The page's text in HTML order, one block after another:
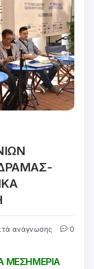
ανάγνωσης 0
ΜΕΣΗΜΕΡΙΑ